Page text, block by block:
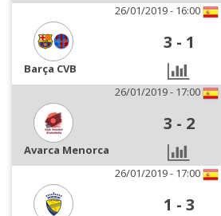
26/01/2019 - 16:00
3 - 1
Barça CVB
26/01/2019 - 17:00
3 - 2
Avarca Menorca
26/01/2019 - 17:00
1 - 3